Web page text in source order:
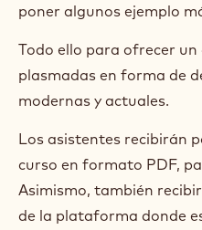
poner algunos ejemplo
Todo ello para ofrecer
plasmadas en forma de
modernas y actuales.
Los asistentes recibirán
curso en formato PDF,
Asimismo, también
de la plataforma donde